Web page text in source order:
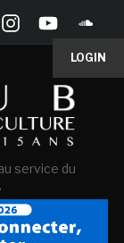
LOGIN
service du